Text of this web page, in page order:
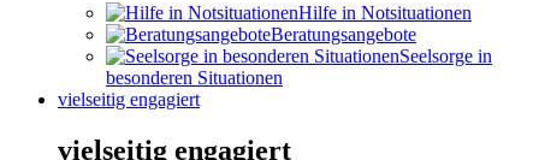
Hilfe in Notsituationen
Beratungsangebote
Seelsorge in
besonderen Situationen
vielseitig engagiert
vielseitig engagiert